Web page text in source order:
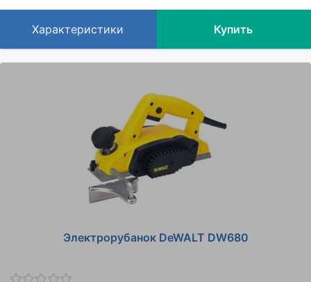
Характеристики Купить
Электрорубанок DeWALT DW680